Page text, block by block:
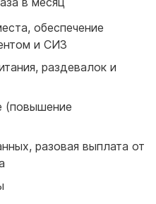
обеспечение
и СИЗ
раздевалок и
(повышение
разовая выплата от